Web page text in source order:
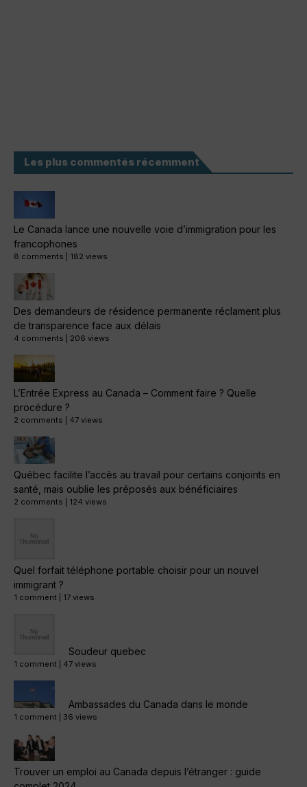
Les plus commentés récemment
Le Canada lance une nouvelle voie d’immigration pour les
francophones
8 comments 182 views
Des demandeurs de résidence permanente réclament plus
de transparence face aux délais
4 comments 206 views
L’Entrée Express au Canada – Comment faire ? Quelle
procédure ?
2 comments 47 views
Québec facilite l’accès au travail pour certains conjoints en
santé, mais oublie les préposés aux bénéficiaires
2 comments 124 views
Quel forfait téléphone portable choisir pour un nouvel
immigrant ?
1 comment 17 views
Soudeur quebec
1 comment 47 views
Ambassades du Canada dans le monde
1 comment 36 views
Trouver un emploi au Canada depuis l’étranger : guide